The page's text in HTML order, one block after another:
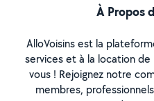
À Propos
AlloVoisins est la
services et à la location
vous ! Rejoignez notre
membres,